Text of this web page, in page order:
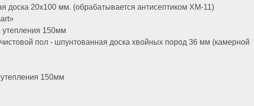
доска 20х100 мм. (обрабатывается антисептиком ХМ-11)
утепления 150мм
пол - шпунтованная доска хвойных пород 36 мм (камерной
150мм